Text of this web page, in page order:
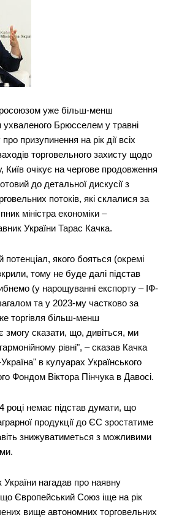
уже більш-менш
ухваленого Брюсселем у травні
призупинення на рік дії всіх
торговельного захисту щодо
Київ очікує на чергове продовження
до детальної дискусії з
потоків, які склалися за
міністра економіки –
України Тарас Качка.
потенціал, якого бояться (окремі
тому не буде далі підстав
(у нарощуванні експорту – ІФ-
та у 2023-му частково за
торгівля більш-менш
змогу сказати, що, дивіться, ми
рівні", – сказав Качка
в кулуарах Українського
Фондом Віктора Пінчука в Давосі.
році немає підстав думати, що
продукції до ЄС зростатиме
знижуватиметься з можливими
України нагадав про наявну
Європейський Союз іще на рік
вище автономних торговельних